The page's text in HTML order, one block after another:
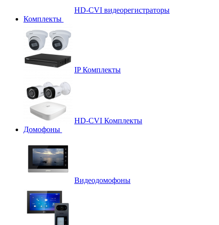
HD-CVI видеорегистраторы
Комплекты
IP Комплекты
HD-CVI Комплекты
Домофоны
Видеодомофоны